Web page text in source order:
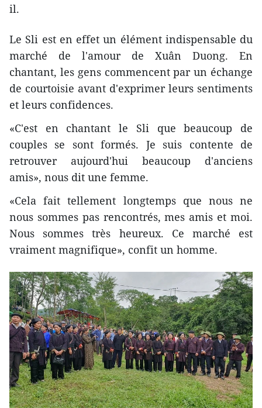
il.
Le Sli est en effet un élément indispensable du
marché de l'amour de Xuân Duong. En
chantant, les gens commencent par un échange
de courtoisie avant d'exprimer leurs sentiments
et leurs confidences.
«C'est en chantant le Sli que beaucoup de
couples se sont formés. Je suis contente de
retrouver aujourd'hui beaucoup d'anciens
amis», nous dit une femme.
«Cela fait tellement longtemps que nous ne
nous sommes pas rencontrés, mes amis et moi.
Nous sommes très heureux. Ce marché est
vraiment magnifique», confit un homme.